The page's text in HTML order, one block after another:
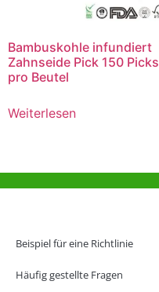
Bambuskohle infundiert
Zahnseide Pick 150 Picks
pro Beutel
Weiterlesen
Beispiel für eine Richtlinie
Häufig gestellte Fragen
Büro Hongkong
SAR, China